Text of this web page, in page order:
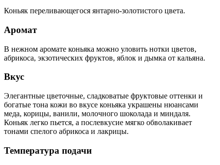
Коньяк переливающегося янтарно-золотистого цвета.
Аромат
В нежном аромате коньяка можно уловить нотки цветов,
абрикоса, экзотических фруктов, яблок и дымка от кальяна.
Вкус
Элегантные цветочные, сладковатые фруктовые оттенки и
богатые тона кожи во вкусе коньяка украшены нюансами
меда, корицы, ванили, молочного шоколада и миндаля.
Коньяк легко пьется, а послевкусие мягко обволакивает
тонами спелого абрикоса и лакрицы.
Температура подачи